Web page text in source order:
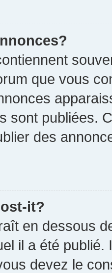
que vous
sont publiées.
des
it?
en dessous
il a été
devez le